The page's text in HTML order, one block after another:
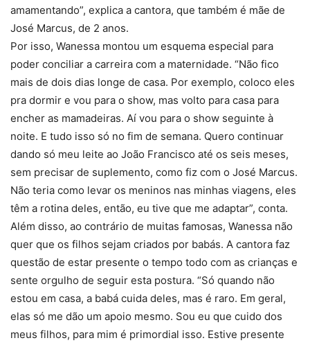
amamentando”, explica a cantora, que também é mãe de
José Marcus, de 2 anos.
Por isso, Wanessa montou um esquema especial para
poder conciliar a carreira com a maternidade. “Não fico
mais de dois dias longe de casa. Por exemplo, coloco eles
pra dormir e vou para o show, mas volto para casa para
encher as mamadeiras. Aí vou para o show seguinte à
noite. E tudo isso só no fim de semana. Quero continuar
dando só meu leite ao João Francisco até os seis meses,
sem precisar de suplemento, como fiz com o José Marcus.
Não teria como levar os meninos nas minhas viagens, eles
têm a rotina deles, então, eu tive que me adaptar”, conta.
Além disso, ao contrário de muitas famosas, Wanessa não
quer que os filhos sejam criados por babás. A cantora faz
questão de estar presente o tempo todo com as crianças e
sente orgulho de seguir esta postura. “Só quando não
estou em casa, a babá cuida deles, mas é raro. Em geral,
elas só me dão um apoio mesmo. Sou eu que cuido dos
meus filhos, para mim é primordial isso. Estive presente